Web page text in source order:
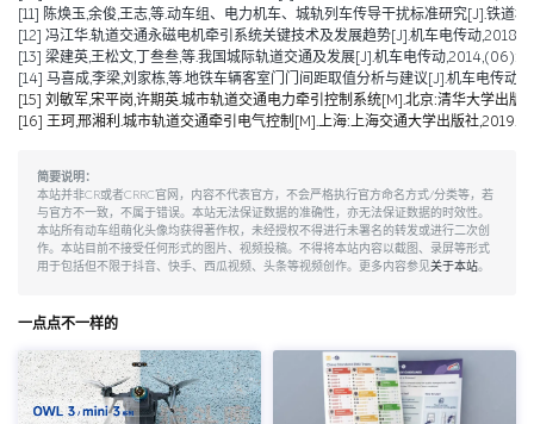
[11] 陈焕玉,余俊,王志,等.动车组、电力机车、城轨列车传导干扰标准研究[J].铁道
[12] 冯江华.轨道交通永磁电机牵引系统关键技术及发展趋势[J].机车电传动
[13] 梁建英,王松文,丁叁叁,等.我国城际轨道交通及发展[J].机车电传动
[14] 马喜成,李梁,刘家栋,等.地铁车辆客室门门间距取值分析与建议[J].机车电传动
[15] 刘敏军,宋平岗,许期英.城市轨道交通电力牵引控制系统[M].北京:清华大学出版
[16] 王珂,邢湘利.城市轨道交通牵引电气控制[M].上海:上海交通大学出版社,2019.
简要说明：
本站并非CR或者CRRC官网，内容不代表官方，不会严格执行官方命名方式/分类等，若
与官方不一致，不属于错误。本站无法保证数据的准确性，亦无法保证数据的时效性。
本站所有动车组萌化头像均获得著作权，未经授权不得进行未署名的转发或进行二次创
作。本站目前不接受任何形式的图片、视频投稿。不得将本站内容以截图、录屏等形式
用于包括但不限于抖音、快手、西瓜视频、头条等视频创作。更多内容参见关于本站。
一点点不一样的